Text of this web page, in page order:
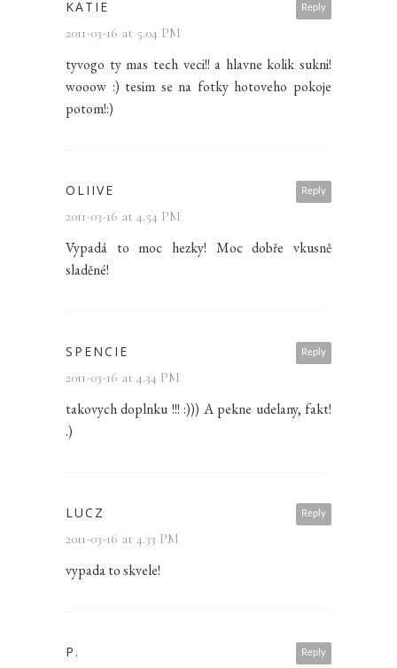
Reply
KATIE
2011-03-16 at 5.04 PM
tyvogo ty mas tech veci!! a hlavne kolik sukni!
wooow :) tesim se na fotky hotoveho pokoje
potom!:)
Reply
OLIIVE
2011-03-16 at 4.54 PM
Vypadá to moc hezky! Moc dobře vkusně
sladěné!
Reply
SPENCIE
2011-03-16 at 4.34 PM
takovych doplnku !!! :))) A pekne udelany, fakt!
.)
Reply
LUCZ
2011-03-16 at 4.33 PM
vypada to skvele!
Reply
P.